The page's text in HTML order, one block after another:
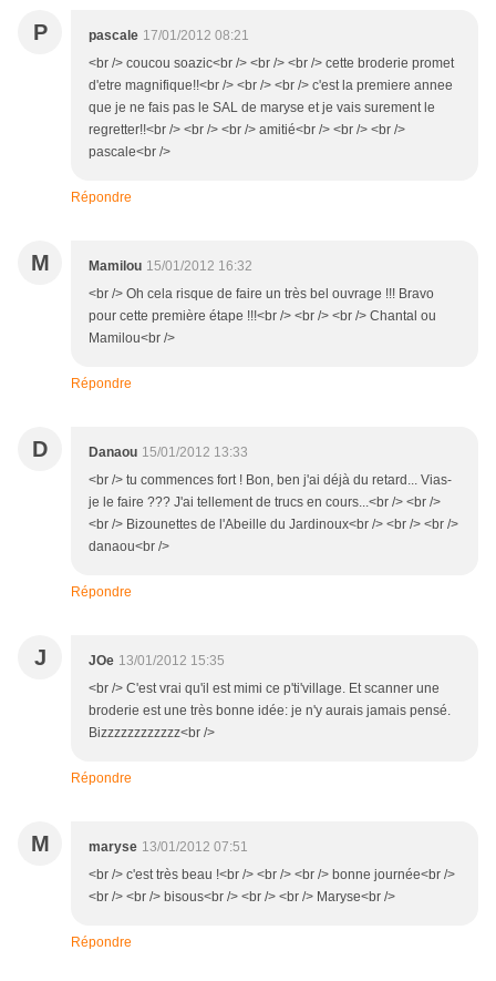
P pascale 17/01/2012 08:21
<br /> coucou soazic<br /> <br /> <br /> cette broderie promet
d'etre magnifique!!<br /> <br /> <br /> c'est la premiere annee
que je ne fais pas le SAL de maryse et je vais surement le
regretter!!<br /> <br /> <br /> amitié<br /> <br /> <br />
pascale<br />
Répondre
M Mamilou 15/01/2012 16:32
<br /> Oh cela risque de faire un très bel ouvrage !!! Bravo
pour cette première étape !!!<br /> <br /> <br /> Chantal ou
Mamilou<br />
Répondre
D Danaou 15/01/2012 13:33
<br /> tu commences fort ! Bon, ben j'ai déjà du retard... Vias-
je le faire ??? J'ai tellement de trucs en cours...<br /> <br />
<br /> Bizounettes de l'Abeille du Jardinoux<br /> <br /> <br />
danaou<br />
Répondre
J JOe 13/01/2012 15:35
<br /> C'est vrai qu'il est mimi ce p'ti'village. Et scanner une
broderie est une très bonne idée: je n'y aurais jamais pensé.
Bizzzzzzzzzzzz<br />
Répondre
M maryse 13/01/2012 07:51
<br /> c'est très beau !<br /> <br /> <br /> bonne journée<br />
<br /> <br /> bisous<br /> <br /> <br /> Maryse<br />
Répondre